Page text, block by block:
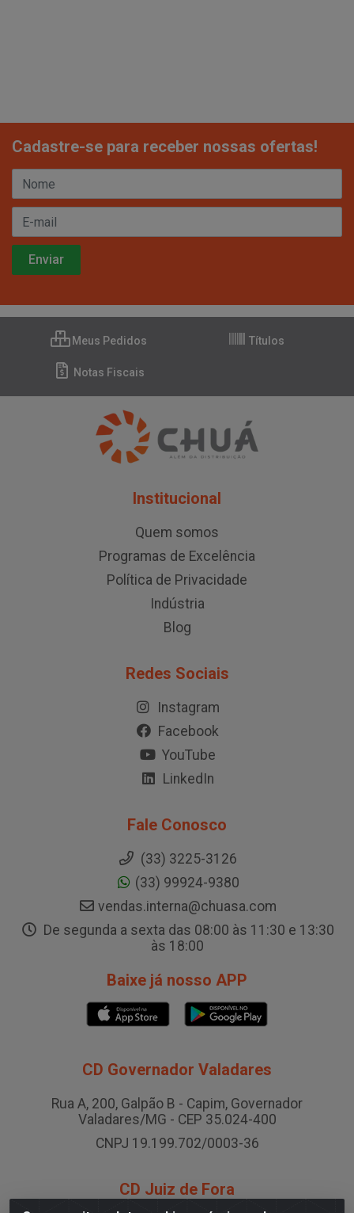
Cadastre-se para receber nossas ofertas!
Meus Pedidos Títulos
Notas Fiscais
Institucional
Quem somos
Programas de Excelência
Política de Privacidade
Indústria
Blog
Redes Sociais
Instagram
Facebook
YouTube
LinkedIn
Fale Conosco
(33) 3225-3126
(33) 99924-9380
vendas.interna@chuasa.com
De segunda a sexta das 08:00 às 11:30 e 13:30
às 18:00
Baixe já nosso APP
CD Governador Valadares
Rua A, 200, Galpão B - Capim, Governador
Valadares/MG - CEP 35.024-400
CNPJ 19.199.702/0003-36
CD Juiz de Fora